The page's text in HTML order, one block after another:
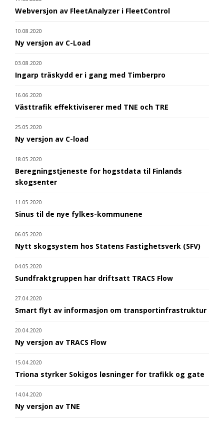
Webversjon av FleetAnalyzer i FleetControl
10.08.2020
Ny versjon av C-Load
03.08.2020
Ingarp träskydd er i gang med Timberpro
16.06.2020
Västtrafik effektiviserer med TNE och TRE
25.05.2020
Ny versjon av C-load
18.05.2020
Beregningstjeneste for hogstdata til Finlands
skogsenter
11.05.2020
Sinus til de nye fylkes-kommunene
06.05.2020
Nytt skogsystem hos Statens Fastighetsverk (SFV)
04.05.2020
Sundfraktgruppen har driftsatt TRACS Flow
27.04.2020
Smart flyt av informasjon om transportinfrastruktur
20.04.2020
Ny versjon av TRACS Flow
15.04.2020
Triona styrker Sokigos løsninger for trafikk og gate
14.04.2020
Ny versjon av TNE